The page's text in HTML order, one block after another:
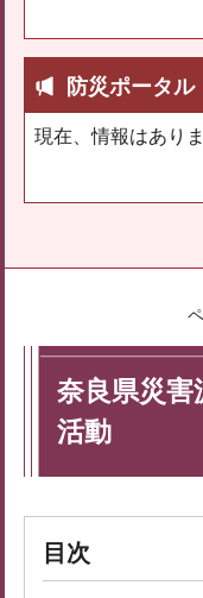
防災ポータル
現在、情報はありま
奈良県災害
活動
目次